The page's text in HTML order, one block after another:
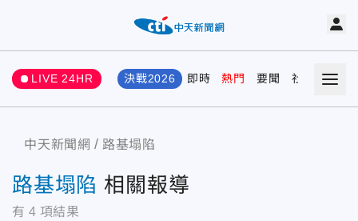
LIVE 24HR 決戰2026 即時 熱門 要聞 社會 娛樂
中天新聞網 路基塌陷
路基塌陷 相關報導
有 4 項結果